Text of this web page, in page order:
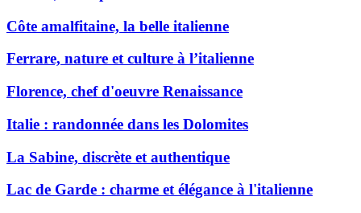
Côte amalfitaine, la belle italienne
Ferrare, nature et culture à l’italienne
Florence, chef d'oeuvre Renaissance
Italie : randonnée dans les Dolomites
La Sabine, discrète et authentique
Lac de Garde : charme et élégance à l'italienne